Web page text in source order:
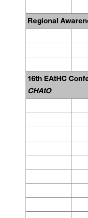
Regional
16th EAtHC
CHAtO